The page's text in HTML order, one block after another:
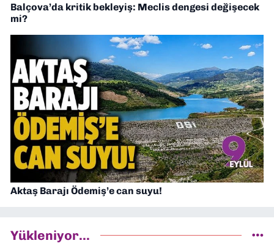
Balçova’da kritik bekleyiş: Meclis dengesi değişecek
mi?
Aktaş Barajı Ödemiş’e can suyu!
Yükleniyor...